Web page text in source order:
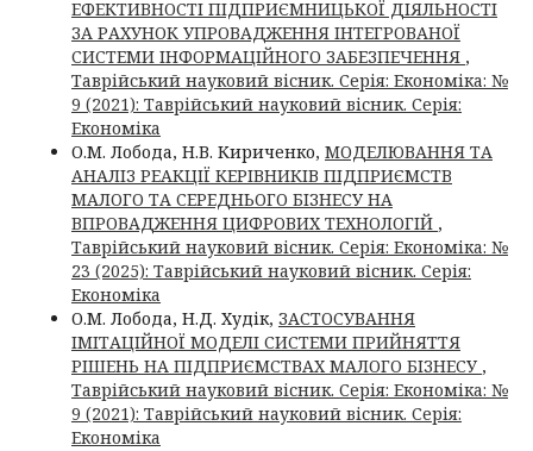
ЕФЕКТИВНОСТІ ПІДПРИЄМНИЦЬКОЇ ДІЯЛЬНОСТІ
ЗА РАХУНОК УПРОВАДЖЕННЯ ІНТЕГРОВАНОЇ
СИСТЕМИ ІНФОРМАЦІЙНОГО ЗАБЕЗПЕЧЕННЯ ,
Таврійський науковий вісник. Серія: Економіка: №
9 (2021): Таврійський науковий вісник. Серія:
Економіка
О.М. Лобода, Н.В. Кириченко, МОДЕЛЮВАННЯ ТА
АНАЛІЗ РЕАКЦІЇ КЕРІВНИКІВ ПІДПРИЄМСТВ
МАЛОГО ТА СЕРЕДНЬОГО БІЗНЕСУ НА
ВПРОВАДЖЕННЯ ЦИФРОВИХ ТЕХНОЛОГІЙ ,
Таврійський науковий вісник. Серія: Економіка: №
23 (2025): Таврійський науковий вісник. Серія:
Економіка
О.М. Лобода, Н.Д. Худік, ЗАСТОСУВАННЯ
ІМІТАЦІЙНОЇ МОДЕЛІ СИСТЕМИ ПРИЙНЯТТЯ
РІШЕНЬ НА ПІДПРИЄМСТВАХ МАЛОГО БІЗНЕСУ ,
Таврійський науковий вісник. Серія: Економіка: №
9 (2021): Таврійський науковий вісник. Серія:
Економіка